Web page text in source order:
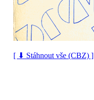
[ ⬇ Stáhnout vše (CBZ) ]